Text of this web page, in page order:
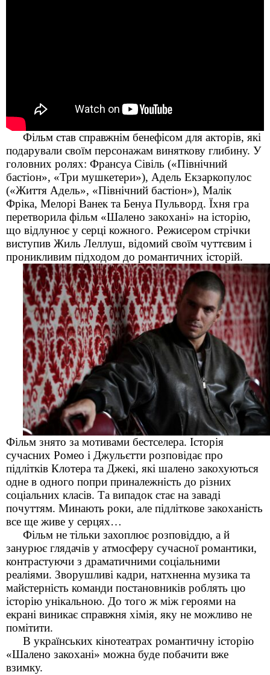
Фільм став справжнім бенефісом для акторів, які
подарували своїм персонажам виняткову глибину. У
головних ролях: Франсуа Сівіль («Північний
бастіон», «Три мушкетери»), Адель Екзаркопулос
(«Життя Адель», «Північний бастіон»), Малік
Фріка, Мелорі Ванек та Бенуа Пульворд. Їхня гра
перетворила фільм «Шалено закохані» на історію,
що відлунює у серці кожного. Режисером стрічки
виступив Жиль Леллуш, відомий своїм чуттєвим і
проникливим підходом до романтичних історій.
Фільм знято за мотивами бестселера. Історія
сучасних Ромео і Джульєтти розповідає про
підлітків Клотера та Джекі, які шалено закохуються
одне в одного попри приналежність до різних
соціальних класів. Та випадок стає на заваді
почуттям. Минають роки, але підліткове закоханість
все ще живе у серцях…
Фільм не тільки захоплює розповіддю, а й
занурює глядачів у атмосферу сучасної романтики,
контрастуючи з драматичними соціальними
реаліями. Зворушливі кадри, натхненна музика та
майстерність команди постановників роблять цю
історію унікальною. До того ж між героями на
екрані виникає справжня хімія, яку не можливо не
помітити.
В українських кінотеатрах романтичну історію
«Шалено закохані» можна буде побачити вже
взимку.